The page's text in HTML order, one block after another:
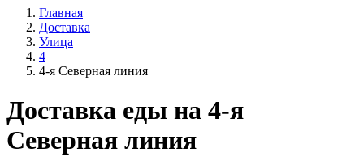
Главная
Доставка
Улица
4
4-я Северная линия
Доставка еды на 4-я
Северная линия